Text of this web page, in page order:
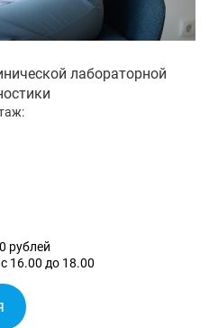
лабораторной
рублей
16.00 до 18.00